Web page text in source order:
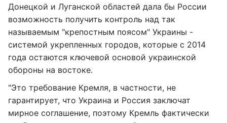
Донецкой и Луганской областей дала бы России
возможность получить контроль над так
называемым "крепостным поясом" Украины -
системой укрепленных городов, которые с 2014
года остаются ключевой основой украинской
обороны на востоке.
"Это требование Кремля, в частности, не
гарантирует, что Украина и Россия заключат
мирное соглашение, поэтому Кремль фактически